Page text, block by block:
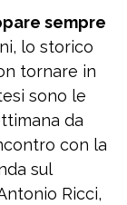
sempre
lo storico
tornare in
sono le
da
con la
sul
Ricci,